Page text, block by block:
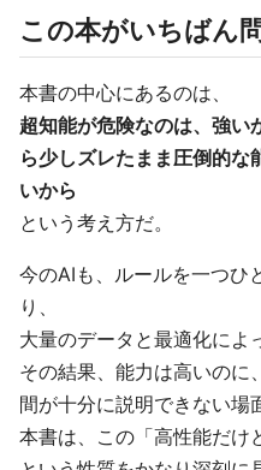
この本がいちばん
本書の中心にあるのは、
超知能が危険なのは、強い
ら少しズレたまま圧倒的な
いから
という考え方だ。
今のAIも、ルールを一つひ
り、
大量のデータと最適化によ
その結果、能力は高いのに
間が十分に説明できない場
本書は、この「高性能だけ